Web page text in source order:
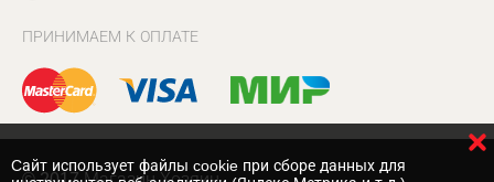
ПРИНИМАЕМ К ОПЛАТЕ
Cайт использует файлы cookie при сборе данных для